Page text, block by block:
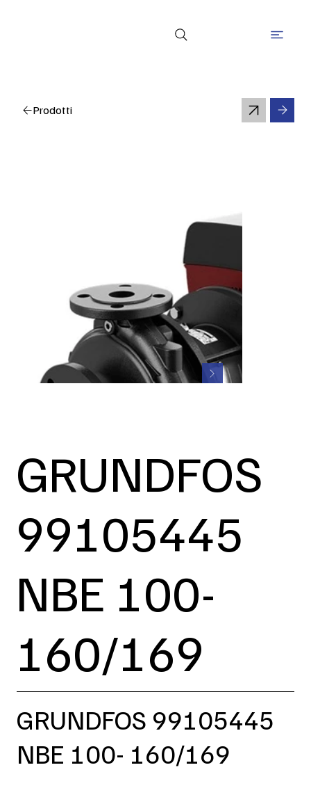
Prodotti
GRUNDFOS
99105445
NBE 100-
160/169
GRUNDFOS 99105445
NBE 100- 160/169